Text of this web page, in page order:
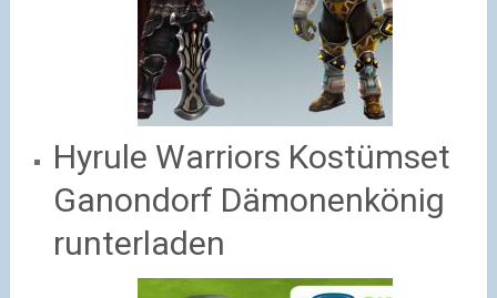
Hyrule Warriors Kostümset
Ganondorf Dämonenkönig
runterladen